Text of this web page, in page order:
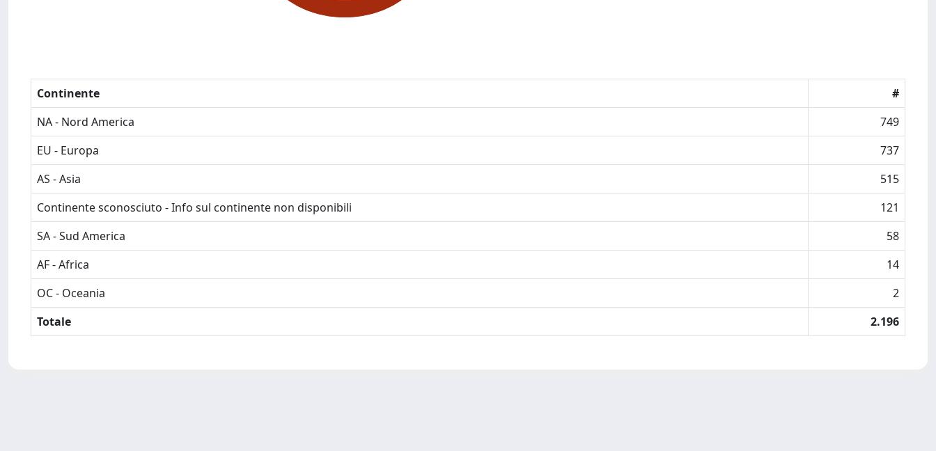
Continente
#
NA - Nord America
749
EU - Europa
737
AS - Asia
515
Continente sconosciuto - Info sul continente non disponibili
121
SA - Sud America
58
AF - Africa
14
OC - Oceania
2
Totale
2.196